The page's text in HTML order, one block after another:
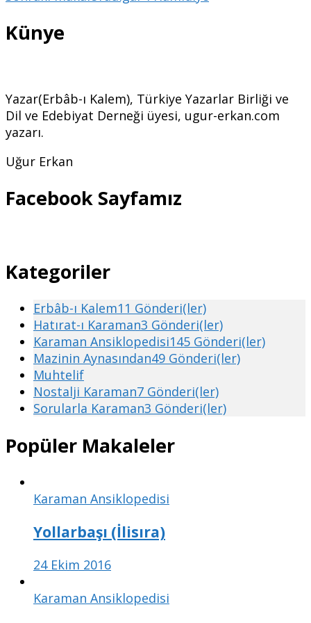
Künye
Yazar(Erbâb-ı Kalem), Türkiye Yazarlar Birliği ve
Dil ve Edebiyat Derneği üyesi, ugur-erkan.com
yazarı.
Uğur Erkan
Facebook Sayfamız
Kategoriler
Erbâb-ı Kalem11 Gönderi(ler)
Hatırat-ı Karaman3 Gönderi(ler)
Karaman Ansiklopedisi145 Gönderi(ler)
Mazinin Aynasından49 Gönderi(ler)
Muhtelif
Nostalji Karaman7 Gönderi(ler)
Sorularla Karaman3 Gönderi(ler)
Popüler Makaleler
Karaman Ansiklopedisi
Yollarbaşı (İlisıra)
24 Ekim 2016
Karaman Ansiklopedisi